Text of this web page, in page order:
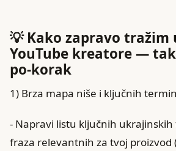
💡 Kako zapravo
YouTube kreatore —
po-korak
1) Brza mapa niše i ključnih
- Napravi listu ključnih
fraza relevantnih za tvoj proizvod